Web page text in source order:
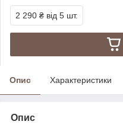
2 290 ₴ від 5 шт.
Опис Характеристики
Опис